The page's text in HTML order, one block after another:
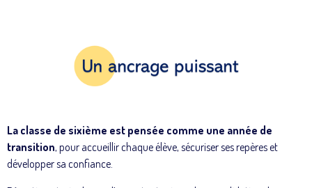
La classe de sixième est pensée comme une année de
transition, pour accueillir chaque élève, sécuriser ses repères et
développer sa confiance.